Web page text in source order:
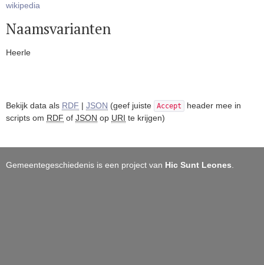
wikipedia
Naamsvarianten
Heerle
Bekijk data als RDF | JSON (geef juiste Accept
header mee in
scripts om RDF of JSON op URI te krijgen)
Gemeentegeschiedenis is een project van Hic Sunt Leones.